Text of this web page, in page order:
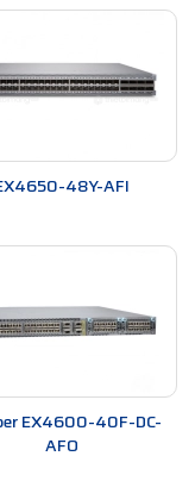
chi phí tối ưu nhất
có trong dòng
48Y-AFI
EX4600-40F-DC-
AFO